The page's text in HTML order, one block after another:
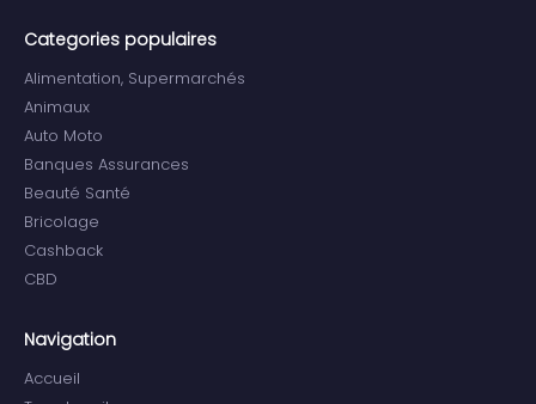
Categories populaires
Alimentation, Supermarchés
Animaux
Auto Moto
Banques Assurances
Beauté Santé
Bricolage
Cashback
CBD
Navigation
Accueil